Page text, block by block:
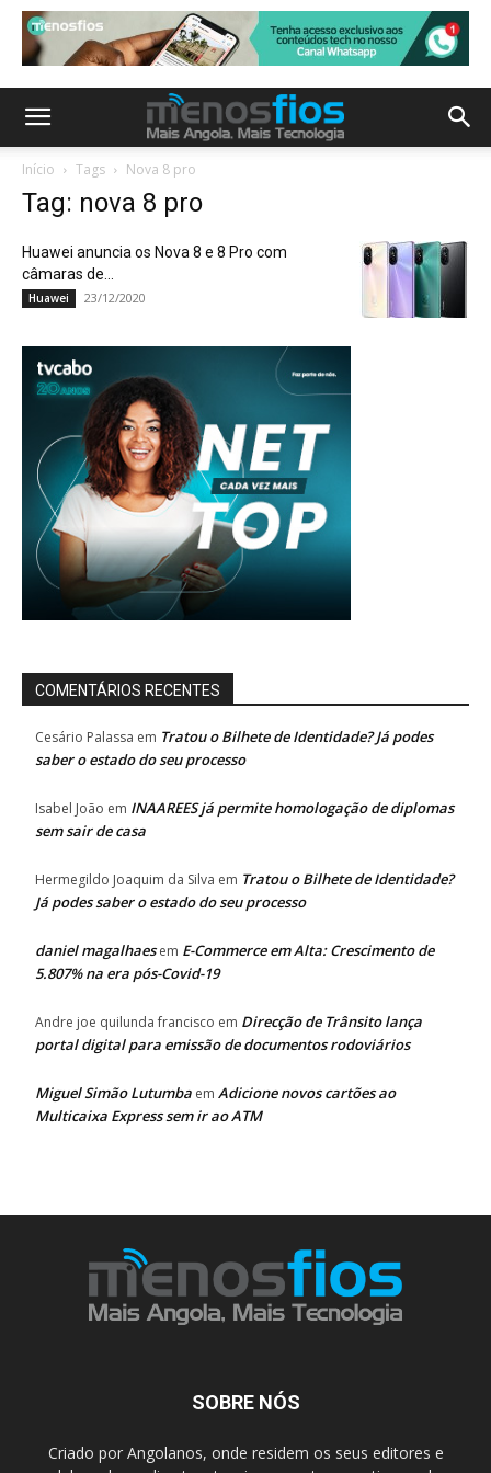
Início Tags Nova 8 pro
Tag: nova 8 pro
Huawei anuncia os Nova 8 e 8 Pro com
câmaras de...
Huawei 23/12/2020
COMENTÁRIOS RECENTES
Cesário Palassa em Tratou o Bilhete de Identidade? Já podes
saber o estado do seu processo
Isabel João em INAAREES já permite homologação de diplomas
sem sair de casa
Hermegildo Joaquim da Silva em Tratou o Bilhete de Identidade?
Já podes saber o estado do seu processo
daniel magalhaesem E-Commerce em Alta: Crescimento de
5.807% na era pós-Covid-19
Andre joe quilunda francisco em Direcção de Trânsito lança
portal digital para emissão de documentos rodoviários
Miguel Simão Lutumba em Adicione novos cartões ao
Multicaixa Express sem ir ao ATM
SOBRE NÓS
Criado por Angolanos, onde residem os seus editores e